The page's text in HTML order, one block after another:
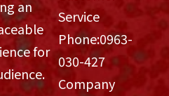
an
for
Service
Phone:0963-
030-427
Company